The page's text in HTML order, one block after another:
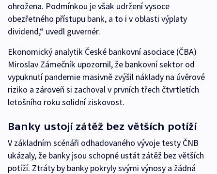
ohrožena. Podmínkou je však udržení vysoce
obezřetného přístupu bank, a to i v oblasti výplaty
dividend,“ uvedl guvernér.
Ekonomický analytik České bankovní asociace (ČBA)
Miroslav Zámečník upozornil, že bankovní sektor od
vypuknutí pandemie masivně zvýšil náklady na úvěrové
riziko a zároveň si zachoval v prvních třech čtvrtletích
letošního roku solidní ziskovost.
Banky ustojí zátěž bez větších potíží
V základním scénáři odhadovaného vývoje testy ČNB
ukázaly, že banky jsou schopné ustát zátěž bez větších
potíží. Ztráty by banky pokryly svými výnosy a žádná